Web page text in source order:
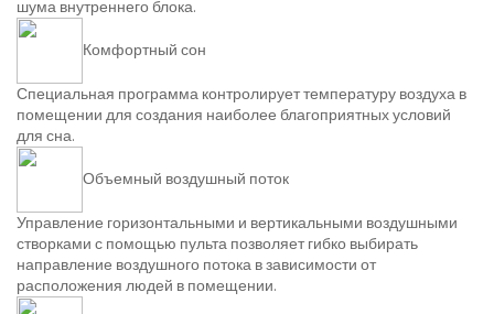
шума внутреннего блока.
Комфортный сон
Специальная программа контролирует температуру воздуха в
помещении для создания наиболее благоприятных условий
для сна.
Объемный воздушный поток
Управление горизонтальными и вертикальными воздушными
створками с помощью пульта позволяет гибко выбирать
направление воздушного потока в зависимости от
расположения людей в помещении.